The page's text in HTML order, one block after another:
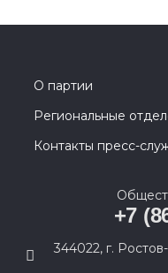
О партии
Региональные
Контакты пресс-
+7
344022, г.